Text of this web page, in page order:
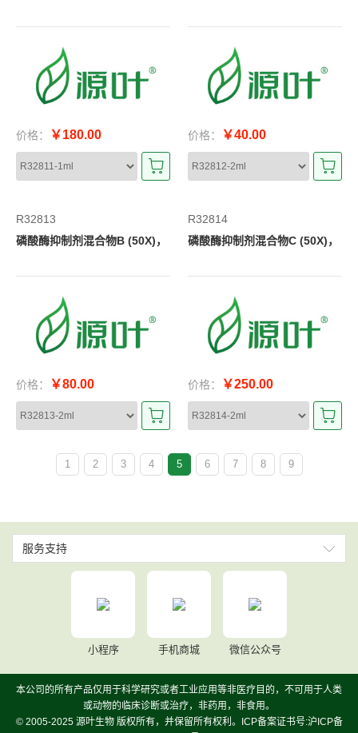
价格： ￥180.00 价格： ￥40.00
R32813
磷酸酶抑制剂混合物B (50X)，
价格： ￥80.00
R32814
磷酸酶抑制剂混合物C (50X)，
价格： ￥250.00
1 2 3 4 5 6 7 8 9
服务支持
小程序 手机商城 微信公众号
本公司的所有产品仅用于科学研究或者工业应用等非医疗目的，不可用于人类
或动物的临床诊断或治疗，非药用，非食用。
© 2005-2025 源叶生物 版权所有，并保留所有权利。ICP备案证书号:沪ICP备